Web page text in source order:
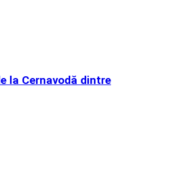
la Cernavodă dintre